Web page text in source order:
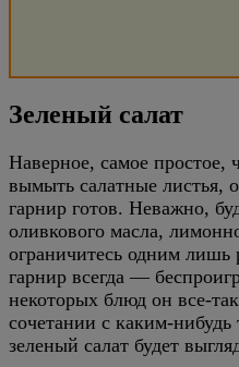
Зеленый салат
Наверное, самое
вымыть салатные листья,
гарнир готов. Неважно,
оливкового масла,
ограничитесь одним лишь
гарнир всегда —
некоторых блюд он все-
сочетании с каким-
зеленый салат будет